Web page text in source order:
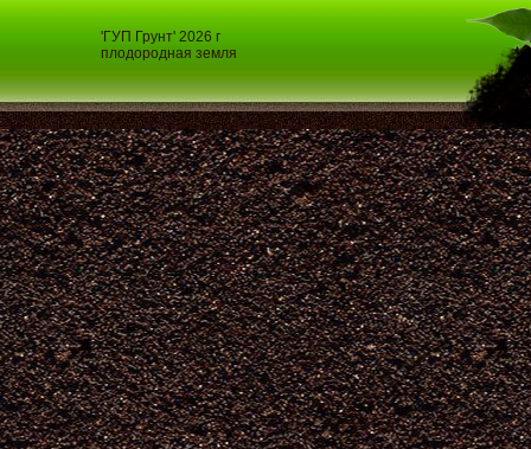
'ГУП Грунт' 2026 г
плодородная земля